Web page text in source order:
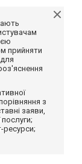
прийняти
з
заяви,
ресурси;